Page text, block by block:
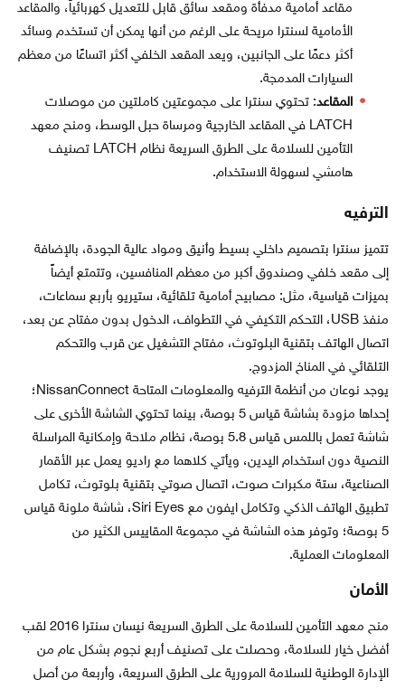
مقاعد أمامية مدفأة ومقعد سائق قابل للتعديل كهربائياً، والمقاعد
الأمامية لسنترا مريحة على الرغم من أنها يمكن أن تستخدم وسائد
أكثر دعمًا على الجانبين، ويعد المقعد الخلفي أكثر اتساعًا من معظم
السيارات المدمجة.
المقاعد: تحتوي سنترا على مجموعتين كاملتين من موصلات
LATCH في المقاعد الخارجية ومرساة حبل الوسط، ومنح معهد
التأمين للسلامة على الطرق السريعة نظام LATCH تصنيف
هامشي لسهولة الاستخدام.
الترفيه
تتميز سنترا بتصميم داخلي بسيط وأنيق ومواد عالية الجودة، بالإضافة
إلى مقعد خلفي وصندوق أكبر من معظم المنافسين، وتتمتع أيضاً
بميزات قياسية، مثل: مصابيح أمامية تلقائية، ستيريو بأربع سماعات،
منفذ USB، التحكم التكيفي في التطواف، الدخول بدون مفتاح عن بعد،
اتصال الهاتف بتقنية البلوتوث، مفتاح التشغيل عن قرب والتحكم
التلقائي في المناخ المزدوج.
يوجد نوعان من أنظمة الترفيه والمعلومات المتاحة NissanConnect؛
إحداها مزودة بشاشة قياس 5 بوصة، بينما تحتوي الشاشة الأخرى على
شاشة تعمل باللمس قياس 5.8 بوصة، نظام ملاحة وإمكانية المراسلة
النصية دون استخدام اليدين، ويأتي كلاهما مع راديو يعمل عبر الأقمار
الصناعية، ستة مكبرات صوت، اتصال صوتي بتقنية بلوتوث، تكامل
تطبيق الهاتف الذكي وتكامل ايفون مع Siri Eyes، شاشة ملونة قياس
5 بوصة؛ وتوفر هذه الشاشة في مجموعة المقاييس الكثير من
المعلومات العملية.
الأمان
منح معهد التأمين للسلامة على الطرق السريعة نيسان سنترا 2016 لقب
أفضل خيار للسلامة، وحصلت على تصنيف أربع نجوم بشكل عام من
الإدارة الوطنية للسلامة المرورية على الطرق السريعة، وأربعة من أصل